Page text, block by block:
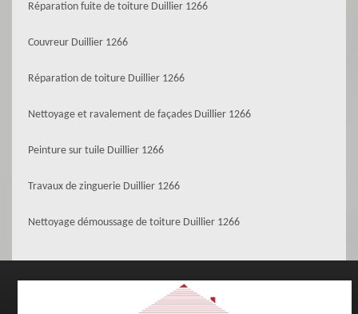
Réparation fuite de toiture Duillier 1266
Couvreur Duillier 1266
Réparation de toiture Duillier 1266
Nettoyage et ravalement de façades Duillier 1266
Peinture sur tuile Duillier 1266
Travaux de zinguerie Duillier 1266
Nettoyage démoussage de toiture Duillier 1266